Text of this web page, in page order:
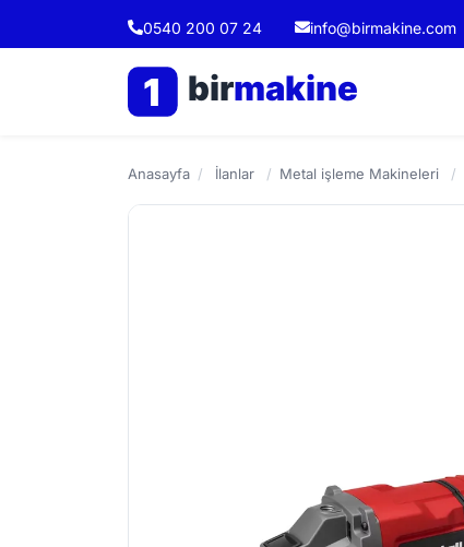
0540 200 07 24 info@birmakine.com
1 birmakine
Anasayfa / İlanlar / Metal işleme Makineleri /